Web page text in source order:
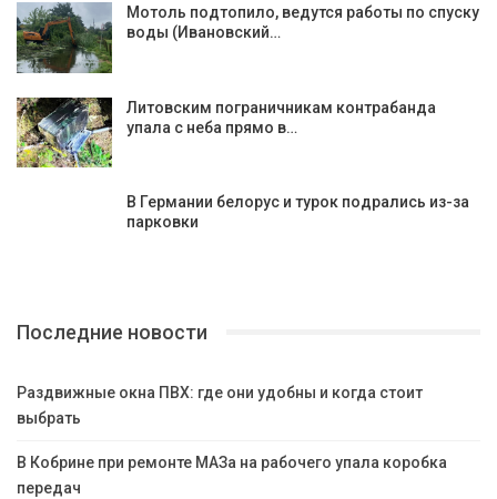
Мотоль подтопило, ведутся работы по спуску
воды (Ивановский…
Литовским пограничникам контрабанда
упала с неба прямо в…
В Германии белорус и турок подрались из-за
парковки
Последние новости
Раздвижные окна ПВХ: где они удобны и когда стоит
выбрать
В Кобрине при ремонте МАЗа на рабочего упала коробка
передач